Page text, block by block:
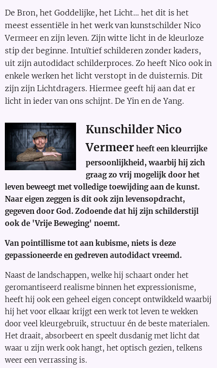
De Bron, het Goddelijke, het Licht… het dit is het
meest essentiële in het werk van kunstschilder Nico
Vermeer en zijn leven. Zijn witte licht in de kleurloze
stip der beginne. Intuïtief schilderen zonder kaders,
uit zijn autodidact schilderproces. Zo heeft Nico ook in
enkele werken het licht verstopt in de duisternis. Dit
zijn zijn Lichtdragers. Hiermee geeft hij aan dat er
licht in ieder van ons schijnt. De Yin en de Yang.
Kunschilder Nico
Vermeerheeft een kleurrijke
persoonlijkheid, waarbij hij zich
graag zo vrij mogelijk door het
leven beweegt met volledige toewijding aan de kunst.
Naar eigen zeggen is dit ook zijn levensopdracht,
gegeven door God. Zodoende dat hij zijn schilderstijl
ook de 'Vrije Beweging' noemt.
Van pointillisme tot aan kubisme, niets is deze
gepassioneerde en gedreven autodidact vreemd.
Naast de landschappen, welke hij schaart onder het
geromantiseerd realisme binnen het expressionisme,
heeft hij ook een geheel eigen concept ontwikkeld waarbij
hij het voor elkaar krijgt een werk tot leven te wekken
door veel kleurgebruik, structuur én de beste materialen.
Het draait, absorbeert en speelt dusdanig met licht dat
waar u zijn werk ook hangt, het optisch gezien, telkens
weer een verrassing is.